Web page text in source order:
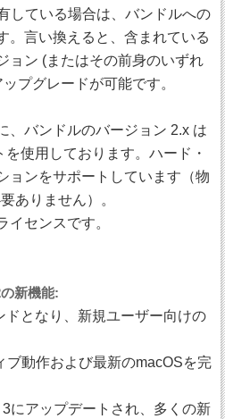
している場合は、バンドルへの
。言い換えると、含まれている
ョン (またはその前身のいずれ
プグレードが可能です。
、バンドルのバージョン 2.x は
使用しております。ハード・
ョンをサポートしています（物
ありません）。
イセンスです。
新機能:
となり、新規ユーザー向けの
動作および最新のmacOSを完
にアップデートされ、多くの新